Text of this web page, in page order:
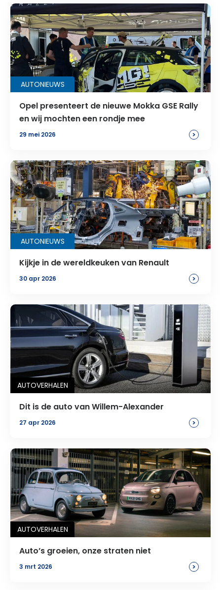
AUTONIEUWS
Opel presenteert de nieuwe Mokka GSE Rally
en wij mochten een rondje mee
29 mei 2026 >
AUTONIEUWS
Kijkje in de wereldkeuken van Renault
30 apr 2026 >
AUTOVERHALEN
Dit is de auto van Willem-Alexander
27 apr 2026 >
AUTOVERHALEN
Auto’s groeien, onze straten niet
3 mrt 2026 >